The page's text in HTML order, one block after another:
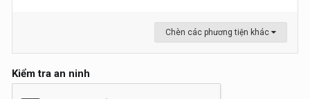
Chèn các phương tiện khác
Kiểm tra an ninh